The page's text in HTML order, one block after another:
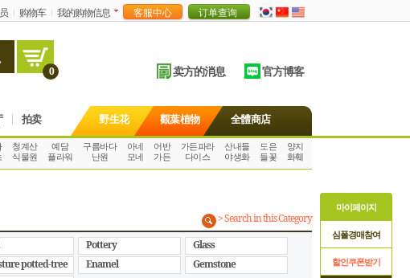
购物车 我的购物信息
0 卖方的消息 官方博客
拍卖 野生花 觀葉植物 全體商店
청계산
식물원
예담
플라워
구름바다
난원
아네
모네
어반
가든
가든파라
다이스
산내들
야생화
도은
들꽃
양지
화훼
Pottery
Glass
potted-tree Enamel
Gemstone
> Search in this Category
마이페이지
심폴경매참여
할인쿠폰받기